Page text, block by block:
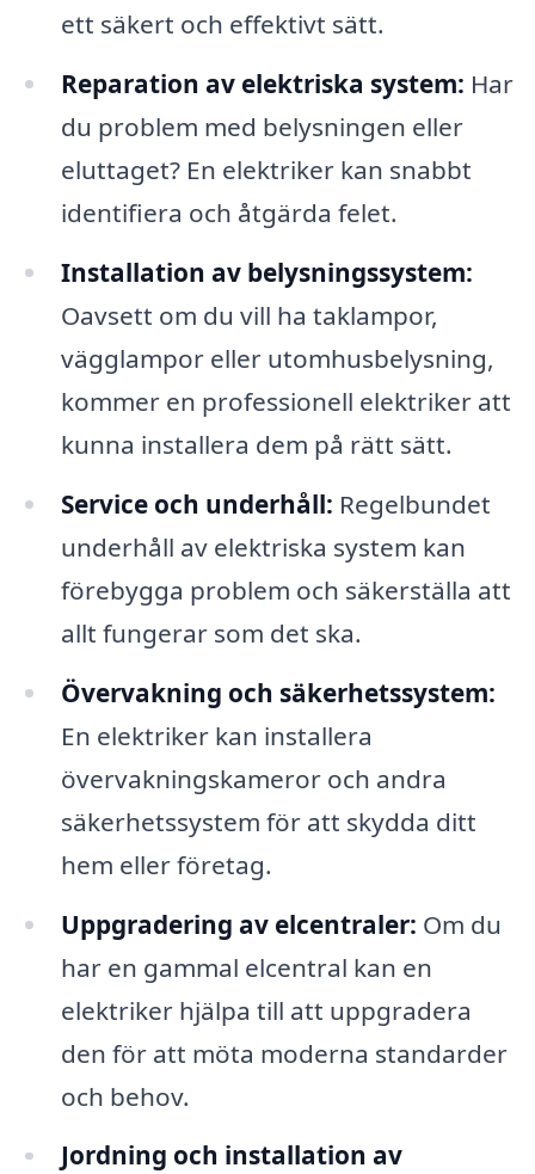
ett säkert och effektivt sätt.
Reparation av elektriska system: Har
du problem med belysningen eller
eluttaget? En elektriker kan snabbt
identifiera och åtgärda felet.
Installation av belysningssystem:
Oavsett om du vill ha taklampor,
vägglampor eller utomhusbelysning,
kommer en professionell elektriker att
kunna installera dem på rätt sätt.
Service och underhåll: Regelbundet
underhåll av elektriska system kan
förebygga problem och säkerställa att
allt fungerar som det ska.
Övervakning och säkerhetssystem:
En elektriker kan installera
övervakningskameror och andra
säkerhetssystem för att skydda ditt
hem eller företag.
Uppgradering av elcentraler: Om du
har en gammal elcentral kan en
elektriker hjälpa till att uppgradera
den för att möta moderna standarder
och behov.
Jordning och installation av